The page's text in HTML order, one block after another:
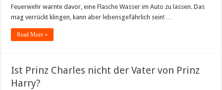
Feuerwehr warnte davor, eine Flasche Wasser im Auto zu lassen. Das
mag verrückt klingen, kann aber lebensgefährlich sein! …
Read More »
Ist Prinz Charles nicht der Vater von Prinz
Harry?